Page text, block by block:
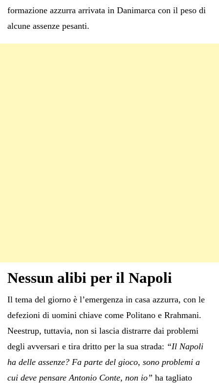
formazione azzurra arrivata in Danimarca con il peso di
alcune assenze pesanti.
Nessun alibi per il Napoli
Il tema del giorno è l’emergenza in casa azzurra, con le
defezioni di uomini chiave come Politano e Rrahmani.
Neestrup, tuttavia, non si lascia distrarre dai problemi
degli avversari e tira dritto per la sua strada: “Il Napoli
ha delle assenze? Fa parte del gioco, sono problemi a
cui deve pensare Antonio Conte, non io” ha tagliato